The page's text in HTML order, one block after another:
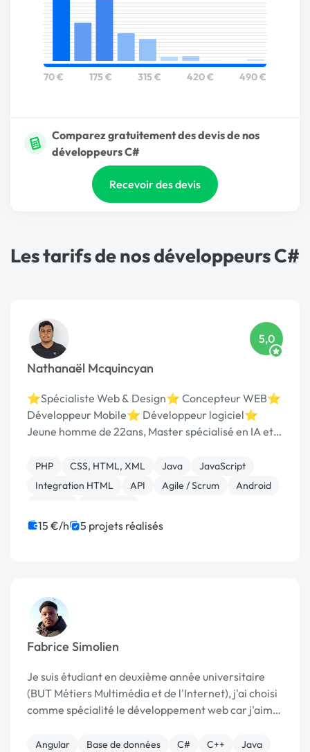
70 € 175 € 315 € 420 € 490 €
Comparez gratuitement des devis de nos
développeurs C#
Recevoir des devis
Les tarifs de nos développeurs C#
Nathanaël Mcquincyan
5,0
⭐Spécialiste Web & Design⭐ Concepteur WEB⭐
Développeur Mobile⭐ Développeur logiciel⭐
Jeune homme de 22ans, Master spécialisé en IA et
(Madagascar) et ESTIA (France). Je m'appelle
Nathanaël Mcquincyan , je...
PHP CSS, HTML, XML Java
JavaScript
Integration HTML
API Agile / Scrum
Android
15 €/h 5 projets réalisés
Fabrice Simolien
Je suis étudiant en deuxième année universitaire
(BUT Métiers Multimédia et de l'Internet), j'ai choisi
comme spécialité le développement web car j'aime
programmation et être récompensé du fruit de mon
Angular Base de données C# C++
Java